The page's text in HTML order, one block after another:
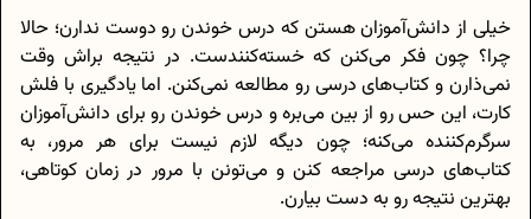
خیلی از دانش‌آموزان هستن که درس خوندن رو دوست ندارن؛ حالا
چرا؟ چون فکر می‌کنن که خسته‌کنندست. در نتیجه براش وقت
نمی‌ذارن و کتاب‌های درسی رو مطالعه نمی‌کنن. اما یادگیری با فلش
کارت، این حس رو از بین می‌بره و درس خوندن رو برای دانش‌آموزان
سرگرم‌کننده می‌کنه؛ چون دیگه لازم نیست برای هر مرور، به
کتاب‌های درسی مراجعه کنن و می‌تونن با مرور در زمان کوتاهی،
بهترین نتیجه رو به دست بیارن.